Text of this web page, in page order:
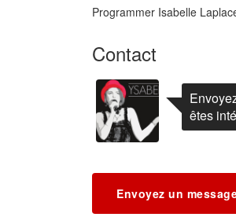
Programmer Isabelle
Contact
êtes
Envoyez un